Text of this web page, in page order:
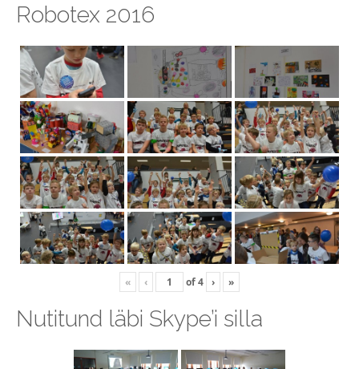
Robotex 2016
« ‹ of4 › »
Nutitund läbi Skype’i silla